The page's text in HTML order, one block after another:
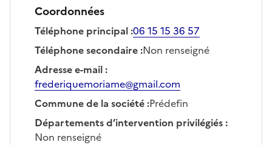
Coordonnées
Téléphone principal:06 15 15 36 57
Téléphone secondaire:Non renseigné
Adresse e-mail:
frederiquemoriame@gmail.com
Commune de la société:Prédefin
Départements d’intervention privilégiés:
Non renseigné